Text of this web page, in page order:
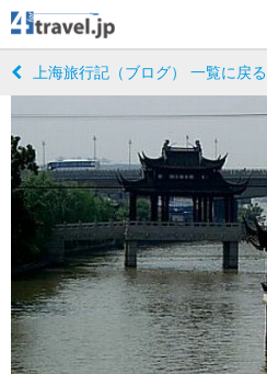
上海旅行記（ブログ） 一覧に戻る